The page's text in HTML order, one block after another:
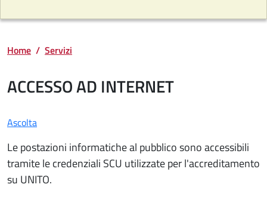
Home Servizi
ACCESSO AD INTERNET
Ascolta
Le postazioni informatiche al pubblico sono accessibili
tramite le credenziali SCU utilizzate per l'accreditamento
su UNITO.